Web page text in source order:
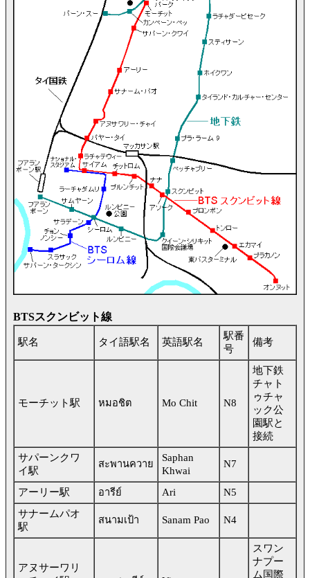
BTSスクンビット線
駅名 タイ語駅名 英語駅名
駅番
号
備考
モーチット駅 หมอชิต Mo Chit N8
地下鉄
チャト
ゥチャ
ック公
園駅と
接続
サパーンクワ
イ駅
สะพานควาย
Saphan
Khwai
N7
アーリー駅 อารีย์ Ari
N5
サナームパオ
駅
สนามเป้า Sanam Pao N4
アヌサーワリ
スワン
ナプー
ム国際